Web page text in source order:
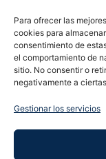
Para ofrecer las
cookies para
consentimiento de
el comportamiento de
sitio. No consentir o
negativamente a
Gestionar los servicios
Política de
Boletín
¡¡Suscríbete y
Te enviaremos